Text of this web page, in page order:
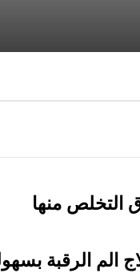
التخلص منها
الم الرقبة